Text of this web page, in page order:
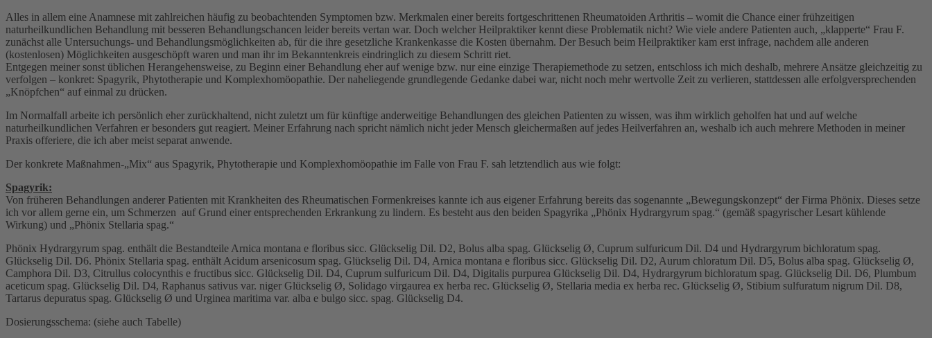
Alles in allem eine Anamnese mit zahlreichen häufig zu beobachtenden Symptomen bzw. Merkmalen einer bereits fortgeschrittenen Rheumatoiden Arthritis – womit die Chance einer frühzeitigen
naturheilkundlichen Behandlung mit besseren Behandlungschancen leider bereits vertan war. Doch welcher Heilpraktiker kennt diese Problematik nicht? Wie viele andere Patienten auch, „klapperte“ Frau F.
zunächst alle Untersuchungs- und Behandlungsmöglichkeiten ab, für die ihre gesetzliche Krankenkasse die Kosten übernahm. Der Besuch beim Heilpraktiker kam erst infrage, nachdem alle anderen
(kostenlosen) Möglichkeiten ausgeschöpft waren und man ihr im Bekanntenkreis eindringlich zu diesem Schritt riet.
Entgegen meiner sonst üblichen Herangehensweise, zu Beginn einer Behandlung eher auf wenige bzw. nur eine einzige Therapiemethode zu setzen, entschloss ich mich deshalb, mehrere Ansätze gleichzeitig zu
verfolgen – konkret: Spagyrik, Phytotherapie und Komplexhomöopathie. Der naheliegende grundlegende Gedanke dabei war, nicht noch mehr wertvolle Zeit zu verlieren, stattdessen alle erfolgversprechenden
„Knöpfchen“ auf einmal zu drücken.
Im Normalfall arbeite ich persönlich eher zurückhaltend, nicht zuletzt um für künftige anderweitige Behandlungen des gleichen Patienten zu wissen, was ihm wirklich geholfen hat und auf welche
naturheilkundlichen Verfahren er besonders gut reagiert. Meiner Erfahrung nach spricht nämlich nicht jeder Mensch gleichermaßen auf jedes Heilverfahren an, weshalb ich auch mehrere Methoden in meiner
Praxis offeriere, die ich aber meist separat anwende.
Der konkrete Maßnahmen-„Mix“ aus Spagyrik, Phytotherapie und Komplexhomöopathie im Falle von Frau F. sah letztendlich aus wie folgt:
Spagyrik:
Von früheren Behandlungen anderer Patienten mit Krankheiten des Rheumatischen Formenkreises kannte ich aus eigener Erfahrung bereits das sogenannte „Bewegungskonzept“ der Firma Phönix. Dieses setze
ich vor allem gerne ein, um Schmerzen auf Grund einer entsprechenden Erkrankung zu lindern. Es besteht aus den beiden Spagyrika „Phönix Hydrargyrum spag.“ (gemäß spagyrischer Lesart kühlende
Wirkung) und „Phönix Stellaria spag.“
Phönix Hydrargyrum spag. enthält die Bestandteile Arnica montana e floribus sicc. Glückselig Dil. D2, Bolus alba spag. Glückselig Ø, Cuprum sulfuricum Dil. D4 und Hydrargyrum bichloratum spag.
Glückselig Dil. D6. Phönix Stellaria spag. enthält Acidum arsenicosum spag. Glückselig Dil. D4, Arnica montana e floribus sicc. Glückselig Dil. D2, Aurum chloratum Dil. D5, Bolus alba spag. Glückselig Ø,
Camphora Dil. D3, Citrullus colocynthis e fructibus sicc. Glückselig Dil. D4, Cuprum sulfuricum Dil. D4, Digitalis purpurea Glückselig Dil. D4, Hydrargyrum bichloratum spag. Glückselig Dil. D6, Plumbum
aceticum spag. Glückselig Dil. D4, Raphanus sativus var. niger Glückselig Ø, Solidago virgaurea ex herba rec. Glückselig Ø, Stellaria media ex herba rec. Glückselig Ø, Stibium sulfuratum nigrum Dil. D8,
Tartarus depuratus spag. Glückselig Ø und Urginea maritima var. alba e bulgo sicc. spag. Glückselig D4.
Dosierungsschema: (siehe auch Tabelle)